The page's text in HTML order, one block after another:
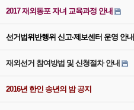
2017 재외동포 자녀 교육과정 안내
선거법위반행위 신고·제보센터 운영 안내
재외선거 참여방법 및 신청절차 안내
2016년 한인 송년의 밤 공지